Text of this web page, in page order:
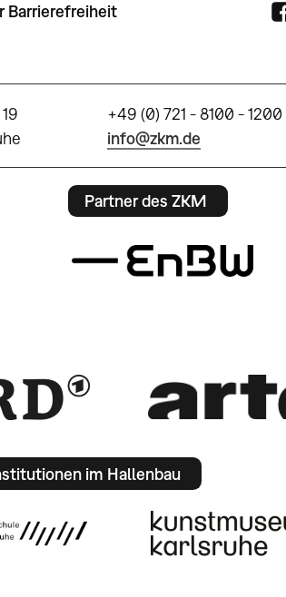
Barrierefreiheit
+49 (0) 721 - 8100 - 1200
info@zkm.de
Partner des ZKM
im Hallenbau